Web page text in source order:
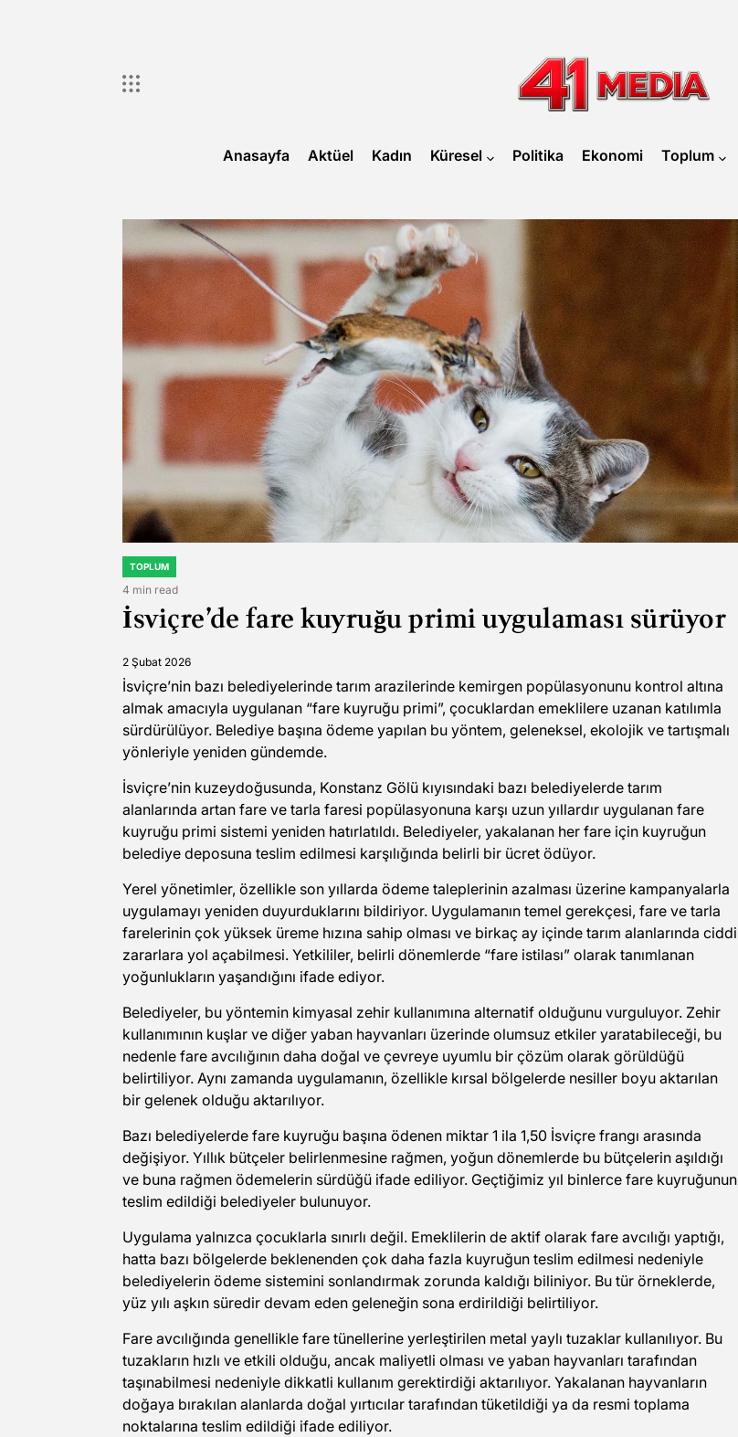
Anasayfa Aktüel Kadın Küresel Politika Ekonomi Toplum
POSTED
IN
TOPLUM
Estimated
read
time
4 min read
İsviçre’de fare kuyruğu primi uygulaması sürüyor
2 Şubat 2026
İsviçre’nin bazı belediyelerinde tarım arazilerinde kemirgen popülasyonunu kontrol altına
almak amacıyla uygulanan “fare kuyruğu primi”, çocuklardan emeklilere uzanan katılımla
sürdürülüyor. Belediye başına ödeme yapılan bu yöntem, geleneksel, ekolojik ve tartışmalı
yönleriyle yeniden gündemde.
İsviçre’nin kuzeydoğusunda, Konstanz Gölü kıyısındaki bazı belediyelerde tarım
alanlarında artan fare ve tarla faresi popülasyonuna karşı uzun yıllardır uygulanan fare
kuyruğu primi sistemi yeniden hatırlatıldı. Belediyeler, yakalanan her fare için kuyruğun
belediye deposuna teslim edilmesi karşılığında belirli bir ücret ödüyor.
Yerel yönetimler, özellikle son yıllarda ödeme taleplerinin azalması üzerine kampanyalarla
uygulamayı yeniden duyurduklarını bildiriyor. Uygulamanın temel gerekçesi, fare ve tarla
farelerinin çok yüksek üreme hızına sahip olması ve birkaç ay içinde tarım alanlarında ciddi
zararlara yol açabilmesi. Yetkililer, belirli dönemlerde “fare istilası” olarak tanımlanan
yoğunlukların yaşandığını ifade ediyor.
Belediyeler, bu yöntemin kimyasal zehir kullanımına alternatif olduğunu vurguluyor. Zehir
kullanımının kuşlar ve diğer yaban hayvanları üzerinde olumsuz etkiler yaratabileceği, bu
nedenle fare avcılığının daha doğal ve çevreye uyumlu bir çözüm olarak görüldüğü
belirtiliyor. Aynı zamanda uygulamanın, özellikle kırsal bölgelerde nesiller boyu aktarılan
bir gelenek olduğu aktarılıyor.
Bazı belediyelerde fare kuyruğu başına ödenen miktar 1 ila 1,50 İsviçre frangı arasında
değişiyor. Yıllık bütçeler belirlenmesine rağmen, yoğun dönemlerde bu bütçelerin aşıldığı
ve buna rağmen ödemelerin sürdüğü ifade ediliyor. Geçtiğimiz yıl binlerce fare kuyruğunun
teslim edildiği belediyeler bulunuyor.
Uygulama yalnızca çocuklarla sınırlı değil. Emeklilerin de aktif olarak fare avcılığı yaptığı,
hatta bazı bölgelerde beklenenden çok daha fazla kuyruğun teslim edilmesi nedeniyle
belediyelerin ödeme sistemini sonlandırmak zorunda kaldığı biliniyor. Bu tür örneklerde,
yüz yılı aşkın süredir devam eden geleneğin sona erdirildiği belirtiliyor.
Fare avcılığında genellikle fare tünellerine yerleştirilen metal yaylı tuzaklar kullanılıyor. Bu
tuzakların hızlı ve etkili olduğu, ancak maliyetli olması ve yaban hayvanları tarafından
taşınabilmesi nedeniyle dikkatli kullanım gerektirdiği aktarılıyor. Yakalanan hayvanların
doğaya bırakılan alanlarda doğal yırtıcılar tarafından tüketildiği ya da resmi toplama
noktalarına teslim edildiği ifade ediliyor.